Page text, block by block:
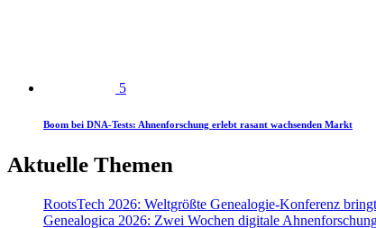
5
Boom bei DNA-Tests: Ahnenforschung erlebt rasant wachsenden Markt
Aktuelle Themen
RootsTech 2026: Weltgrößte Genealogie-Konferenz
Genealogica 2026: Zwei Wochen digitale